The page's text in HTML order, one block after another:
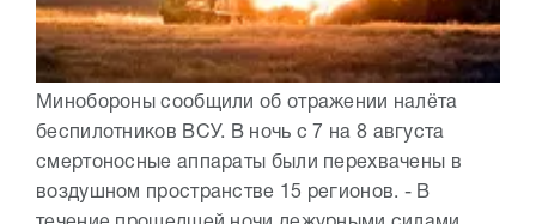
Минобороны сообщили об отражении налёта
беспилотников ВСУ. В ночь с 7 на 8 августа
смертоносные аппараты были перехвачены в
воздушном пространстве 15 регионов. - В